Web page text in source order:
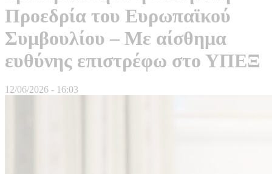
Προεδρία του Ευρωπαϊκού
Συμβουλίου – Με αίσθημα
ευθύνης επιστρέφω στο ΥΠΕΞ
12/06/2026 - 16:03